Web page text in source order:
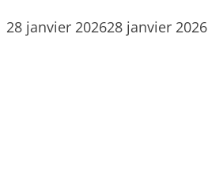
28 janvier 202628 janvier 2026